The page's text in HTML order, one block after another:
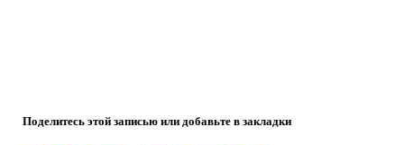
Поделитесь этой записью или добавьте в закладки